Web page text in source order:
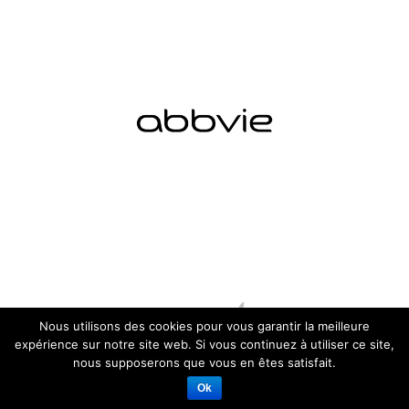
Nous utilisons des cookies pour vous garantir la meilleure
expérience sur notre site web. Si vous continuez à utiliser ce site,
nous supposerons que vous en êtes satisfait.
Ok